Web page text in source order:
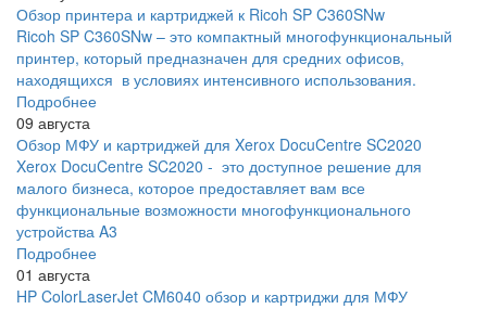
Обзор принтера и картриджей к Ricoh SP C360SNw
Ricoh SP C360SNw – это компактный многофункциональный
принтер, который предназначен для средних офисов,
находящихся в условиях интенсивного использования.
Подробнее
09 августа
Обзор МФУ и картриджей для Xerox DocuCentre SC2020
Xerox DocuCentre SC2020 - это доступное решение для
малого бизнеса, которое предоставляет вам все
функциональные возможности многофункционального
устройства A3
Подробнее
01 августа
HP ColorLaserJet CM6040 обзор и картриджи для МФУ